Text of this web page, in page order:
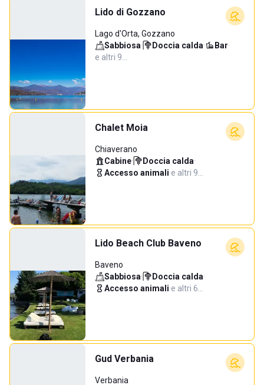
Lido di Gozzano
Lago d'Orta, Gozzano
Sabbiosa· Doccia calda· Bar·
e altri 9…
Chalet Moia
Chiaverano
Cabine· Doccia calda·
Accesso animali·e altri 9…
Lido Beach Club Baveno
Baveno
Sabbiosa· Doccia calda·
Accesso animali·e altri 6…
Gud Verbania
Verbania